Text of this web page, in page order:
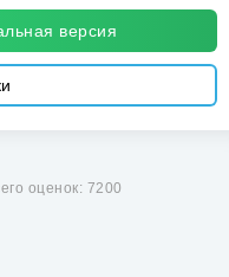
версия
оценок: 7200